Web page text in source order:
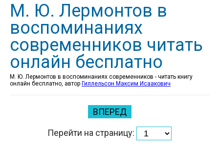
М. Ю. Лермонтов в
воспоминаниях
современников читать
онлайн бесплатно
М. Ю. Лермонтов в воспоминаниях современников - читать книгу
онлайн бесплатно, автор Гиллельсон Максим Исаакович
ВПЕРЕД
Перейти на страницу: